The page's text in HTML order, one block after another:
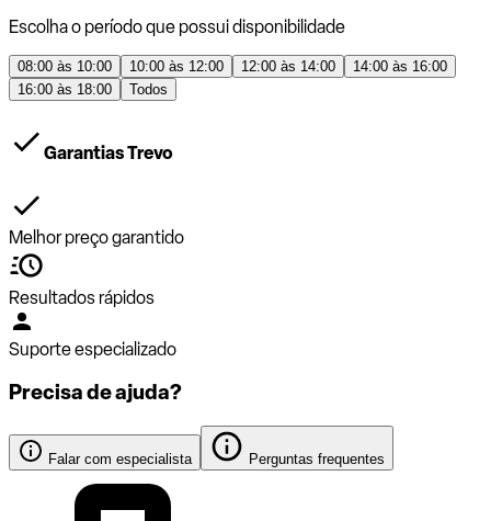
Escolha o período que possui disponibilidade
08:00 às 10:00 10:00 às 12:00 12:00 às 14:00
14:00 às 16:00
16:00 às 18:00
Todos
Garantias Trevo
Melhor preço garantido
Resultados rápidos
Suporte especializado
Precisa de ajuda?
Falar com especialista Perguntas frequentes